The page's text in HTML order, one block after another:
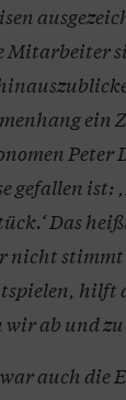
Mitarbeiter
ein
Peter
gefallen
Das
nicht stimmt
hilft
ab und
auch die